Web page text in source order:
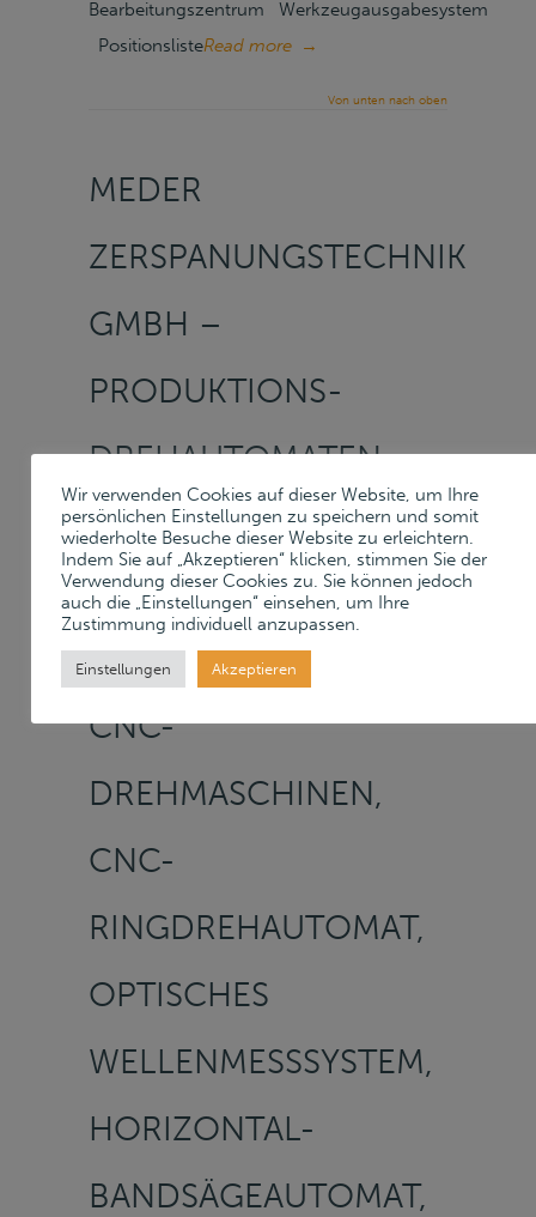
Bearbeitungszentrum Werkzeugausgabesystem
PositionslisteRead more →
Von unten nach oben
MEDER
ZERSPANUNGSTECHNIK
GMBH –
PRODUKTIONS-
DREHAUTOMATEN,
CNC-
LANGDREHAUTOMATEN,
CNC DREHAUTOMAT,
CNC-
DREHMASCHINEN,
CNC-
RINGDREHAUTOMAT,
OPTISCHES
WELLENMESSSYSTEM,
HORIZONTAL-
BANDSÄGEAUTOMAT,
Wir verwenden Cookies auf dieser Website, um Ihre
persönlichen Einstellungen zu speichern und somit
wiederholte Besuche dieser Website zu erleichtern.
Indem Sie auf „Akzeptieren“ klicken, stimmen Sie der
Verwendung dieser Cookies zu. Sie können jedoch
auch die „Einstellungen“ einsehen, um Ihre
Zustimmung individuell anzupassen.
Einstellungen Akzeptieren